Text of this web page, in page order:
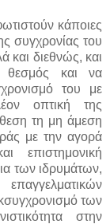
κάποιες
συγχρονίας του
και διεθνώς, και
θεσμός και να
του με
οπτική της
τη μη άμεση
με την αγορά
επιστημονική
των ιδρυμάτων,
των
στην